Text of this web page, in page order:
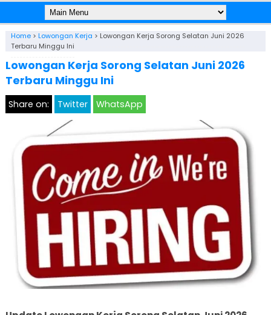
Home> Lowongan Kerja > Lowongan Kerja Sorong Selatan Juni 2026
Terbaru Minggu Ini
Lowongan Kerja Sorong Selatan Juni 2026
Terbaru Minggu Ini
Share on: Twitter WhatsApp